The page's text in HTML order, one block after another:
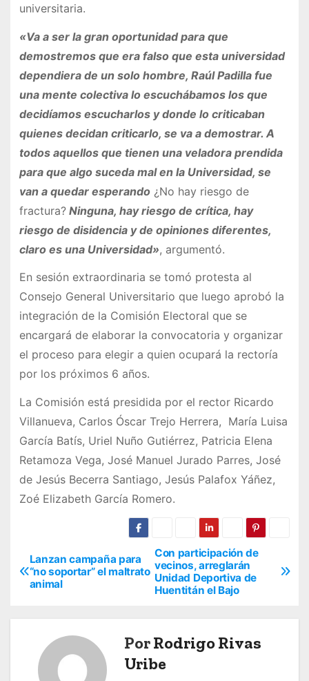
universitaria.
«Va a ser la gran oportunidad para que
demostremos que era falso que esta universidad
dependiera de un solo hombre, Raúl Padilla fue
una mente colectiva lo escuchábamos los que
decidíamos escucharlos y donde lo criticaban
quienes decidan criticarlo, se va a demostrar. A
todos aquellos que tienen una veladora prendida
para que algo suceda mal en la Universidad, se
van a quedar esperando¿No hay riesgo de
fractura?Ninguna, hay riesgo de crítica, hay
riesgo de disidencia y de opiniones diferentes,
claro es una Universidad», argumentó.
En sesión extraordinaria se tomó protesta al
Consejo General Universitario que luego aprobó la
integración de la Comisión Electoral que se
encargará de elaborar la convocatoria y organizar
el proceso para elegir a quien ocupará la rectoría
por los próximos 6 años.
La Comisión está presidida por el rector Ricardo
Villanueva, Carlos Óscar Trejo Herrera, María Luisa
García Batís, Uriel Nuño Gutiérrez, Patricia Elena
Retamoza Vega, José Manuel Jurado Parres, José
de Jesús Becerra Santiago, Jesús Palafox Yáñez,
Zoé Elizabeth García Romero.
N
a
Con participación de
vecinos, arreglarán
Unidad Deportiva de
Huentitán el Bajo
Lanzan campaña para
“no soportar” el maltrato
animal
PorRodrigo Rivas
Uribe